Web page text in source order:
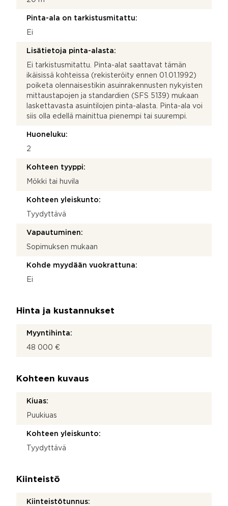
Pinta-ala on tarkistusmitattu:
Ei
Lisätietoja pinta-alasta:
Ei tarkistusmitattu. Pinta-alat saattavat tämän
ikäisissä kohteissa (rekisteröity ennen 01.01.1992)
poiketa olennaisestikin asuinrakennusten nykyisten
mittaustapojen ja standardien (SFS 5139) mukaan
laskettavasta asuintilojen pinta-alasta. Pinta-ala voi
siis olla edellä mainittua pienempi tai suurempi.
Huoneluku:
2
Kohteen tyyppi:
Mökki tai huvila
Kohteen yleiskunto:
Tyydyttävä
Vapautuminen:
Sopimuksen mukaan
Kohde myydään vuokrattuna:
Ei
Hinta ja kustannukset
Myyntihinta:
48 000 €
Kohteen kuvaus
Kiuas:
Puukiuas
Kohteen yleiskunto:
Tyydyttävä
Kiinteistö
Kiinteistötunnus: